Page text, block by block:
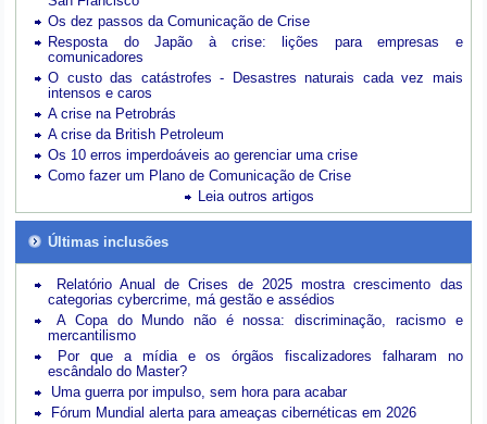
Os dez passos da Comunicação de Crise
Resposta do Japão à crise: lições para empresas e
comunicadores
O custo das catástrofes -
Desastres naturais cada vez mais
intensos e caros
A crise na Petrobrás
A crise da British Petroleum
Os 10 erros imperdoáveis ao gerenciar uma crise
Como fazer um Plano de Comunicação de Crise
Leia outros artigos
Últimas inclusões
Relatório Anual de Crises de 2025 mostra crescimento das
categorias cybercrime, má gestão e assédios
A Copa do Mundo não é nossa: discriminação, racismo e
mercantilismo
Por que a mídia e os órgãos fiscalizadores falharam no
escândalo do Master?
Uma guerra por impulso, sem hora para acabar
Fórum Mundial alerta para ameaças cibernéticas em 2026